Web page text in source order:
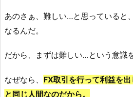
あのさぁ、難しい…と思っていると
なるんだ。
だから、まずは難しい…という意識
なぜなら、 FX取引を行って利益を
と同じ人間なのだから。